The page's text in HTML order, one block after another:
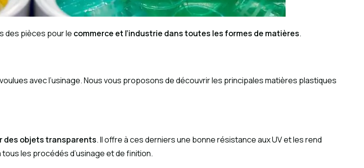
des pièces pour le commerce et l’industrie dans toutes les formes de matières.
avec l’usinage. Nous vous proposons de découvrir les principales matières plastiques
des objets transparents. Il offre à ces derniers une bonne résistance aux UV et les rend
les procédés d’usinage et de finition.